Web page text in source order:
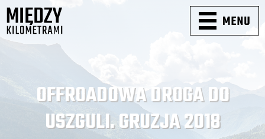
OFFROADOWA DROGA DO
USZGULI. GRUZJA 2018